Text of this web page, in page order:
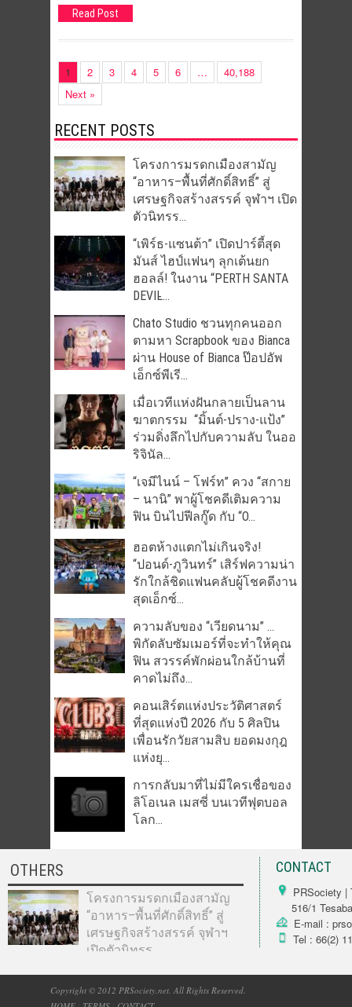
Read Post
1 2 3 4 5 6 …
40,188
Next »
RECENT POSTS
โครงการมรดกเมืองสามัญ
“อาหาร–พื้นที่ศักดิ์สิทธิ์” สู่
เศรษฐกิจสร้างสรรค์ จุฬาฯ เปิด
ตัวนิทรร...
“เพิร์ธ-แซนต้า” เปิดปาร์ตี้สุด
มันส์ ไฮป์แฟนๆ ลุกเต้นยก
ฮอลล์! ในงาน “PERTH SANTA
DEVIL̵...
Chato Studio ชวนทุกคนออก
ตามหา Scrapbook ของ Bianca
ผ่าน House of Bianca ป๊อปอัพ
เอ็กซ์พีเรี...
เมื่อเวทีแห่งฝันกลายเป็นลาน
ฆาตกรรม “มิ้นต์-ปราง-แป้ง”
ร่วมดิ่งลึกไปกับความลับ ในออ
ริจินัล...
“เจมีไนน์ – โฟร์ท” ควง “สกาย
– นานิ” พาผู้โชคดีเติมความ
ฟิน บินไปฟีลกู๊ด กับ “O...
ฮอตห้างแตกไม่เกินจริง!
“ปอนด์-ภูวินทร์” เสิร์ฟความน่า
รักใกล้ชิดแฟนคลับผู้โชคดีงาน
สุดเอ็กซ์...
ความลับของ “เวียดนาม” …
พิกัดลับซัมเมอร์ที่จะทำให้คุณ
ฟิน สวรรค์พักผ่อนใกล้บ้านที่
คาดไม่ถึง...
คอนเสิร์ตแห่งประวัติศาสตร์
ที่สุดแห่งปี 2026 กับ 5 ศิลปิน
เพื่อนรักวัยสามสิบ ยอดมงกุฎ
แห่งยุ...
การกลับมาที่ไม่มีใครเชื่อของ
ลิโอเนล เมสซี่ บนเวทีฟุตบอล
โลก...
OTHERS
โครงการมรดกเมืองสามัญ
“อาหาร–พื้นที่ศักดิ์สิทธิ์” สู่
เศรษฐกิจสร้างสรรค์ จุฬาฯ
เปิดตัวนิทรร...
CONTACT
PRSociety |
516/1
E-mail :
Tel : 66(2)
Copyright © 2012 PRSociety.net. All Rights Reserved.